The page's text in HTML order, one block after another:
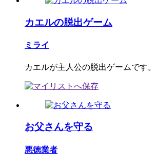
カエルの脱出ゲーム
ミライ
カエルが主人公の脱出ゲームです。
お父さんを守る
悪徳業者